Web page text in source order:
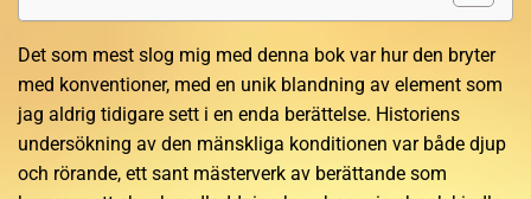
Det som mest slog mig med denna bok var hur den bryter
med konventioner, med en unik blandning av element som
jag aldrig tidigare sett i en enda berättelse. Historiens
undersökning av den mänskliga konditionen var både djup
och rörande, ett sant mästerverk av berättande som